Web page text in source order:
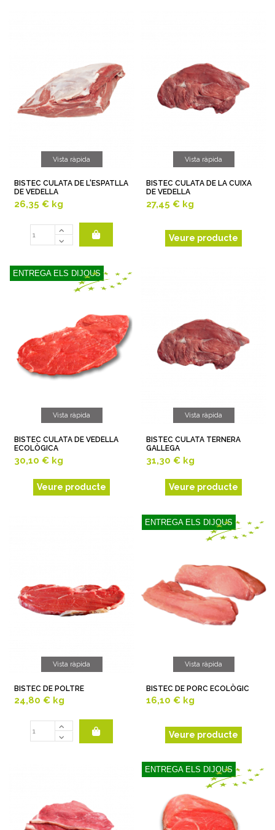
Vista ràpida
BISTEC CULATA DE L'ESPATLLA
DE VEDELLA
26,35 € kg
Vista ràpida
BISTEC CULATA DE LA CUIXA
DE VEDELLA
Veure producte
27,45 € kg
ENTREGA ELS DIJOUS
Vista ràpida
BISTEC CULATA DE VEDELLA
ECOLÒGICA
Veure producte
30,10 € kg
Vista ràpida
BISTEC CULATA TERNERA
GALLEGA
Veure producte
31,30 € kg
Vista ràpida
BISTEC DE POLTRE
24,80 € kg
ENTREGA ELS DIJOUS
Vista ràpida
BISTEC DE PORC ECOLÒGIC
Veure producte
16,10 € kg
ENTREGA ELS DIJOUS